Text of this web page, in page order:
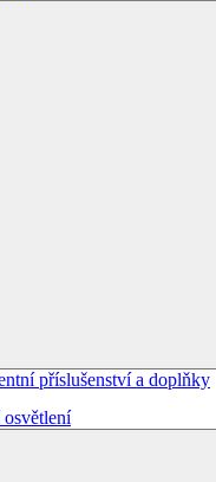
příslušenství a doplňky